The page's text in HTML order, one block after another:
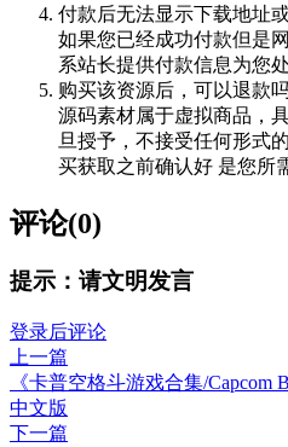
付款后无法显示下载地址
如果您已经成功付款但是
系站长提供付款信息为您
购买该资源后，可以退款
源码素材属于虚拟商品，
旦授予，不接受任何形式
买获取之前确认好 是您所
评论(0)
提示：请文明发言
登录后评论
上一篇
《卡普空格斗游戏合集/Capcom
中文版
下一篇